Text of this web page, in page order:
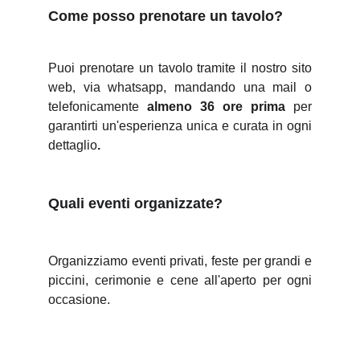
Come posso prenotare un tavolo?
Puoi prenotare un tavolo tramite il nostro sito
web, via whatsapp, mandando una mail o
telefonicamente almeno 36 ore prima per
garantirti un'esperienza unica e curata in ogni
dettaglio.
Quali eventi organizzate?
Organizziamo eventi privati, feste per grandi e
piccini, cerimonie e cene all'aperto per ogni
occasione.